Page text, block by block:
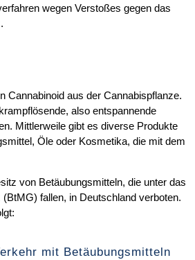
wegen Verstoßes gegen das
Cannabinoid aus der Cannabispflanze.
also entspannende
Mittlerweile gibt es diverse Produkte
Öle oder Kosmetika, die mit dem
von Betäubungsmitteln, die unter das
fallen, in Deutschland verboten.
mit Betäubungsmitteln